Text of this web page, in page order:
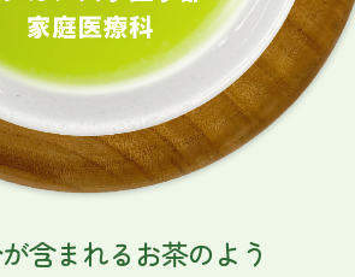
含まれるお茶のよう